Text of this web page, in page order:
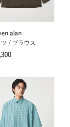
alan
ツ / ブラウス